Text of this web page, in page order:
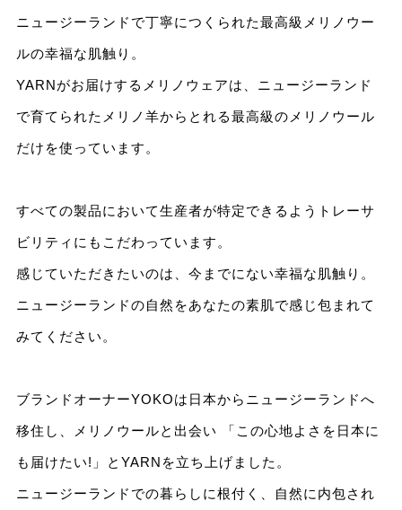
ニュージーランドで丁寧につくられた最高級メリノウー
ルの幸福な肌触り。
YARNがお届けするメリノウェアは、ニュージーランド
で育てられたメリノ羊からとれる最高級のメリノウール
だけを使っています。
すべての製品において生産者が特定できるようトレーサ
ビリティにもこだわっています。
感じていただきたいのは、今までにない幸福な肌触り。
ニュージーランドの自然をあなたの素肌で感じ包まれて
みてください。
ブランドオーナーYOKOは日本からニュージーランドへ
移住し、メリノウールと出会い 「この心地よさを日本に
も届けたい!」とYARNを立ち上げました。
ニュージーランドでの暮らしに根付く、自然に内包され